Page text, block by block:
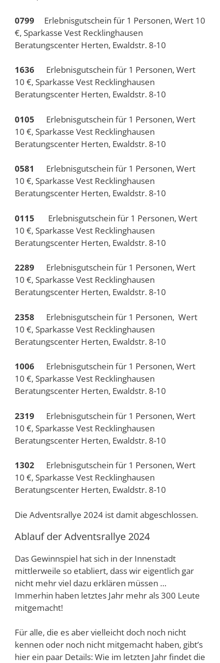
0799 Erlebnisgutschein für 1 Personen, Wert 10
€, Sparkasse Vest Recklinghausen
Beratungscenter Herten, Ewaldstr. 8-10
1636
Erlebnisgutschein für 1 Personen, Wert
10 €, Sparkasse Vest Recklinghausen
Beratungscenter Herten, Ewaldstr. 8-10
0105
Erlebnisgutschein für 1 Personen, Wert
10 €, Sparkasse Vest Recklinghausen
Beratungscenter Herten, Ewaldstr. 8-10
0581
Erlebnisgutschein für 1 Personen, Wert
10 €, Sparkasse Vest Recklinghausen
Beratungscenter Herten, Ewaldstr. 8-10
0115
Erlebnisgutschein für 1 Personen, Wert
10 €, Sparkasse Vest Recklinghausen
Beratungscenter Herten, Ewaldstr. 8-10
2289 Erlebnisgutschein für 1 Personen, Wert
10 €, Sparkasse Vest Recklinghausen
Beratungscenter Herten, Ewaldstr. 8-10
2358
Erlebnisgutschein für 1 Personen, Wert
10 €, Sparkasse Vest Recklinghausen
Beratungscenter Herten, Ewaldstr. 8-10
1006
Erlebnisgutschein für 1 Personen, Wert
10 €, Sparkasse Vest Recklinghausen
Beratungscenter Herten, Ewaldstr. 8-10
2319
Erlebnisgutschein für 1 Personen, Wert
10 €, Sparkasse Vest Recklinghausen
Beratungscenter Herten, Ewaldstr. 8-10
1302
Erlebnisgutschein für 1 Personen, Wert
10 €, Sparkasse Vest Recklinghausen
Beratungscenter Herten, Ewaldstr. 8-10
Die Adventsrallye 2024 ist damit abgeschlossen.
Ablauf der Adventsrallye 2024
Das Gewinnspiel hat sich in der Innenstadt
mittlerweile so etabliert, dass wir eigentlich gar
nicht mehr viel dazu erklären müssen …
Immerhin haben letztes Jahr mehr als 300 Leute
mitgemacht!
Für alle, die es aber vielleicht doch noch nicht
kennen oder noch nicht mitgemacht haben, gibt’s
hier ein paar Details: Wie im letzten Jahr findet die